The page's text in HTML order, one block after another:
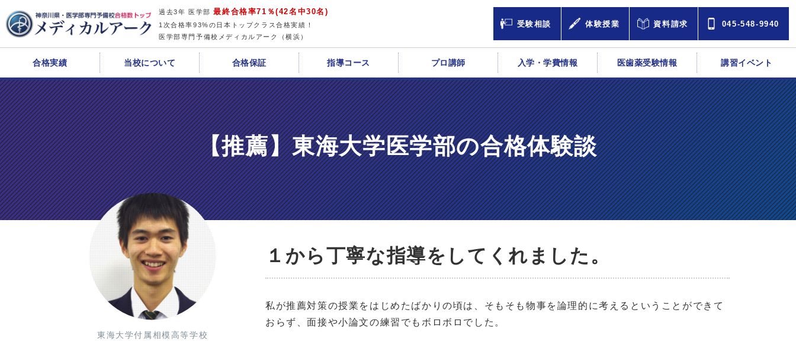
過去3年 医学部最終合格率71％(42名中30名)
1次合格率93%の日本トップクラス合格実績！
医学部専門予備校メディカルアーク（横浜）
受験相談 体験授業 資料請求 045-548-9940
合格実績 当校について 合格保証 指導コース プロ講師 入学・学費情報 医歯薬受験情報 講習イベント
【推薦】東海大学医学部の合格体験談
東海大学付属相模高等学校
１から丁寧な指導をしてくれました。
私が推薦対策の授業をはじめたばかりの頃は、そもそも物事を論理的に考えるということができて
おらず、面接や小論文の練習でもボロボロでした。